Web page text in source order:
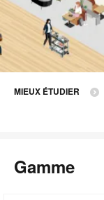
MIEUX ÉTUDIER
Gamme